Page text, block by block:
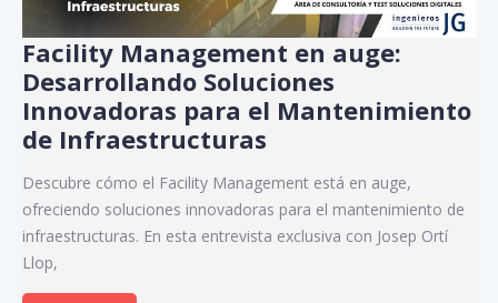
Facility Management en auge:
Desarrollando Soluciones
Innovadoras para el Mantenimiento
de Infraestructuras
Descubre cómo el Facility Management está en auge,
ofreciendo soluciones innovadoras para el mantenimiento de
infraestructuras. En esta entrevista exclusiva con Josep Ortí
Llop,